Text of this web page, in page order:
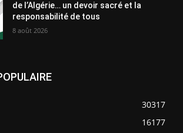
de l’Algérie… un devoir sacré et la
responsabilité de tous
8 août 2026
30317
16177